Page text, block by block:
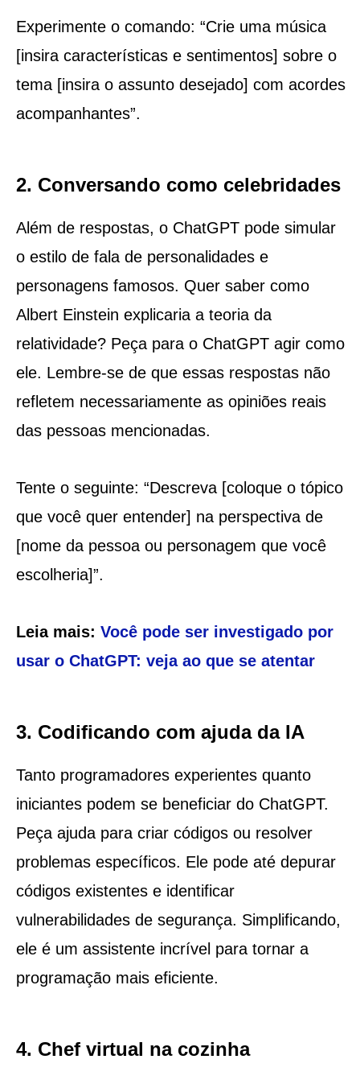
Experimente o comando: “Crie uma música
[insira características e sentimentos] sobre o
tema [insira o assunto desejado] com acordes
acompanhantes”.
2. Conversando como celebridades
Além de respostas, o ChatGPT pode simular
o estilo de fala de personalidades e
personagens famosos. Quer saber como
Albert Einstein explicaria a teoria da
relatividade? Peça para o ChatGPT agir como
ele. Lembre-se de que essas respostas não
refletem necessariamente as opiniões reais
das pessoas mencionadas.
Tente o seguinte: “Descreva [coloque o tópico
que você quer entender] na perspectiva de
[nome da pessoa ou personagem que você
escolheria]”.
Leia mais: Você pode ser investigado por
usar o ChatGPT: veja ao que se atentar
3. Codificando com ajuda da IA
Tanto programadores experientes quanto
iniciantes podem se beneficiar do ChatGPT.
Peça ajuda para criar códigos ou resolver
problemas específicos. Ele pode até depurar
códigos existentes e identificar
vulnerabilidades de segurança. Simplificando,
ele é um assistente incrível para tornar a
programação mais eficiente.
4. Chef virtual na cozinha